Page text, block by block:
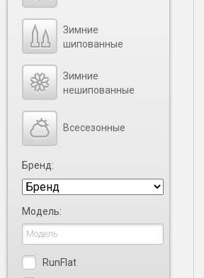
Зимние
шипованные
Зимние
нешипованные
Всесезонные
Бренд:
Модель:
RunFlat